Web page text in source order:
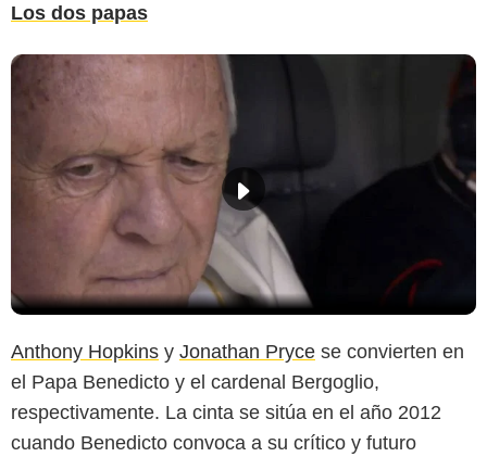
Los dos papas
Anthony Hopkins y Jonathan Pryce se convierten en
el Papa Benedicto y el cardenal Bergoglio,
respectivamente. La cinta se sitúa en el año 2012
cuando Benedicto convoca a su crítico y futuro